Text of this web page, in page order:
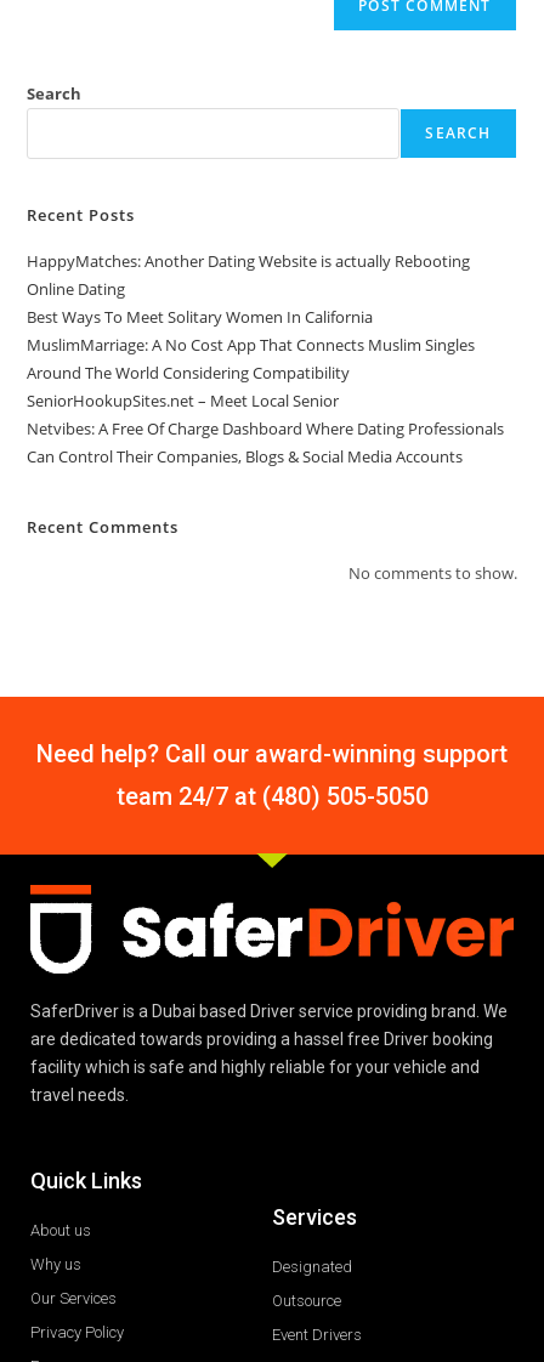
Search
SEARCH
Recent Posts
HappyMatches: Another Dating Website is actually Rebooting
Online Dating
Best Ways To Meet Solitary Women In California
MuslimMarriage: A No Cost App That Connects Muslim Singles
Around The World Considering Compatibility
SeniorHookupSites.net – Meet Local Senior
Netvibes: A Free Of Charge Dashboard Where Dating Professionals
Can Control Their Companies, Blogs & Social Media Accounts
Recent Comments
No comments to show.
Need help? Call our award-winning support
team 24/7 at (480) 505-5050
SaferDriver is a Dubai based Driver service providing brand. We
are dedicated towards providing a hassel free Driver booking
facility which is safe and highly reliable for your vehicle and
travel needs.
Quick Links
About us
Why us
Our Services
Privacy Policy
Services
Designated
Outsource
Event Drivers